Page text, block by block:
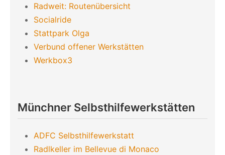
Radweit: Routenübersicht
Socialride
Stattpark Olga
Verbund offener Werkstätten
Werkbox3
Münchner Selbsthilfewerkstätten
ADFC Selbsthilfewerkstatt
Radlkeller im Bellevue di Monaco